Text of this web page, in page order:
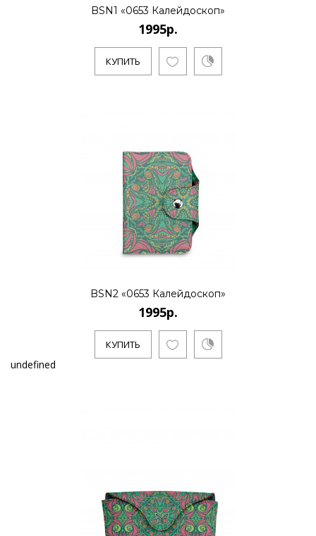
BSN1 «0653 Калейдоскоп»
1995р.
КУПИТЬ
BSN2 «0653 Калейдоскоп»
1995р.
КУПИТЬ
undefined